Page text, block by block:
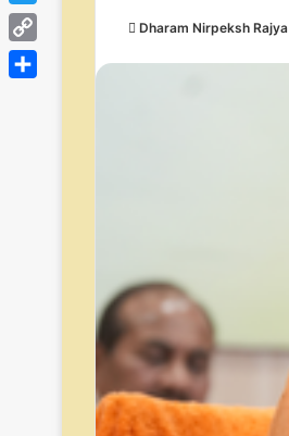
Dharam Nirpeksh Rajya
Twitter
Copy
Link